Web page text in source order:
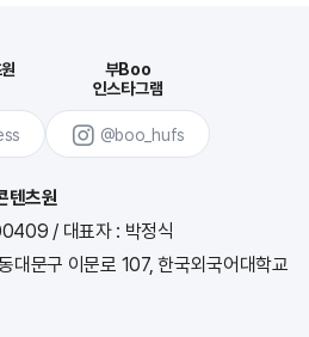
부Boo
인스타그램
@boo_hufs
텐츠원
/ 대표자 : 박정식
문구 이문로 107, 한국외국어대학교